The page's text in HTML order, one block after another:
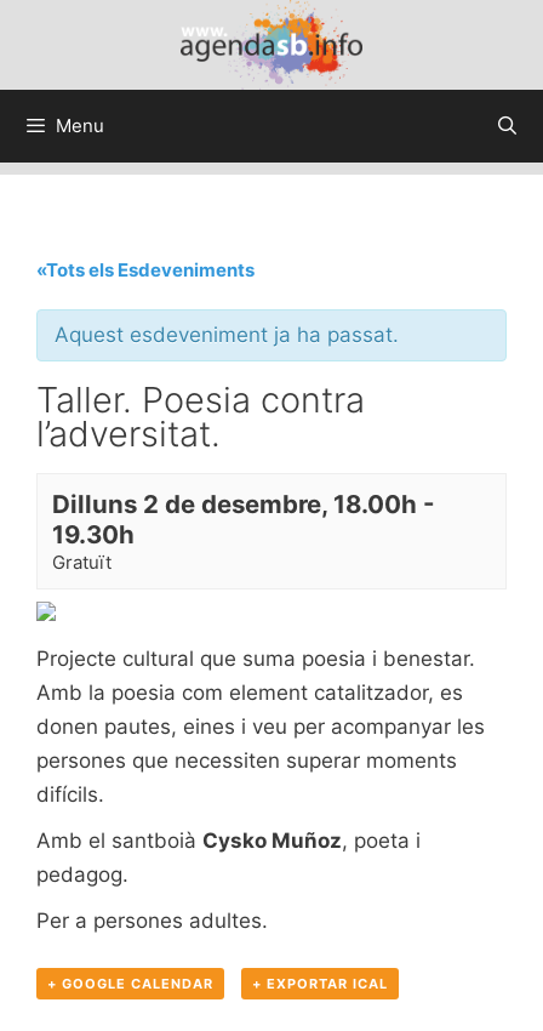
Menu
«Tots els Esdeveniments
Aquest esdeveniment ja ha passat.
Taller. Poesia contra
l’adversitat.
Dilluns 2 de desembre, 18.00h -
19.30h
Gratuït
Projecte cultural que suma poesia i benestar.
Amb la poesia com element catalitzador, es
donen pautes, eines i veu per acompanyar les
persones que necessiten superar moments
difícils.
Amb el santboià Cysko Muñoz, poeta i
pedagog.
Per a persones adultes.
+ GOOGLE CALENDAR + EXPORTAR ICAL